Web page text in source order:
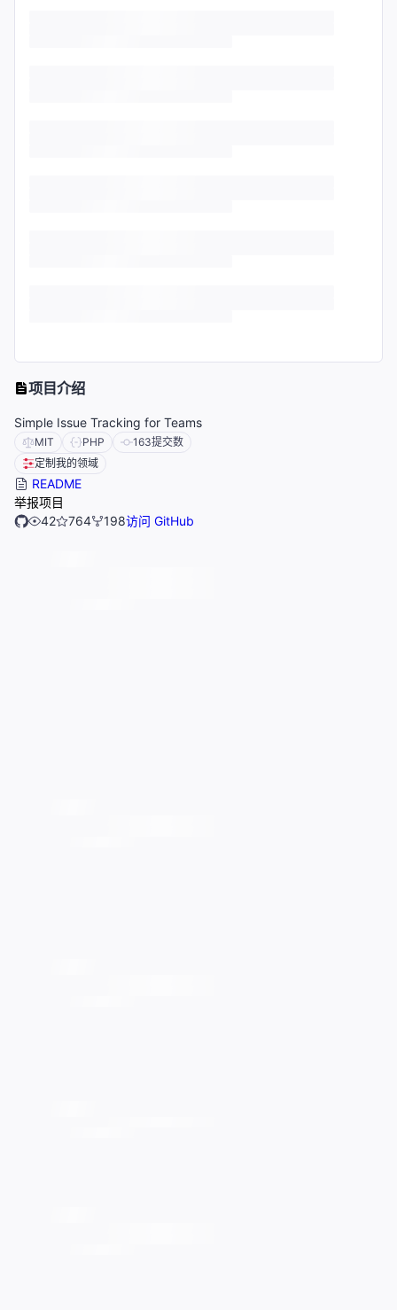
项目介绍
Simple Issue Tracking for Teams
MIT PHP 163提交数
定制我的领域
README
举报项目
42
764 198访问 GitHub